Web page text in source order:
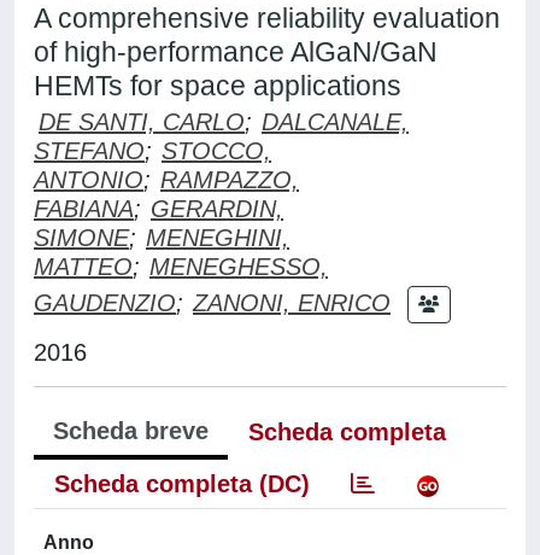
A comprehensive reliability evaluation
of high-performance AlGaN/GaN
HEMTs for space applications
DE SANTI, CARLO; DALCANALE,
STEFANO; STOCCO,
ANTONIO; RAMPAZZO,
FABIANA; GERARDIN,
SIMONE; MENEGHINI,
MATTEO; MENEGHESSO,
GAUDENZIO; ZANONI, ENRICO
2016
Scheda breve
Scheda completa
Scheda completa (DC)
Anno